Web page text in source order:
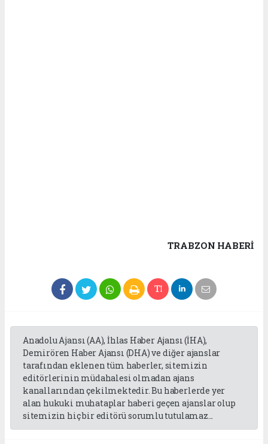
TRABZON HABERİ
Anadolu Ajansı (AA), İhlas Haber Ajansı (İHA),
Demirören Haber Ajansı (DHA) ve diğer ajanslar
tarafından eklenen tüm haberler, sitemizin
editörlerinin müdahalesi olmadan ajans
kanallarından çekilmektedir. Bu haberlerde yer
alan hukuki muhataplar haberi geçen ajanslar olup
sitemizin hiç bir editörü sorumlu tutulamaz...